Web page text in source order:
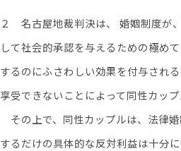
２ 名古屋地裁判決は、 婚姻制度が
して社会的承認を与えるための極め
するのにふさわしい効果を付与され
享受できないことによって同性カッ
その上で、同性カップルは、法律
するだけの具体的な反対利益は十分